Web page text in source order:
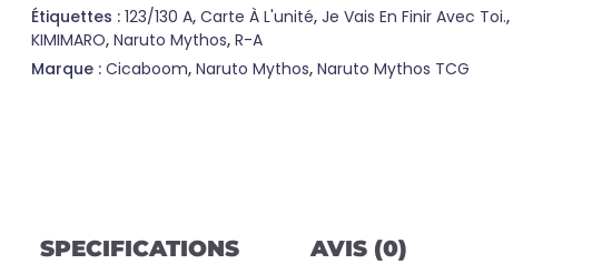
Étiquettes :123/130 A,Carte À L'unité,Je Vais En Finir Avec Toi.,
KIMIMARO,Naruto Mythos,R-A
Marque :Cicaboom,Naruto Mythos,Naruto Mythos TCG
SPECIFICATIONS AVIS (0)